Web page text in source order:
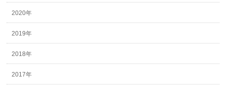
2020年
2019年
2018年
2017年